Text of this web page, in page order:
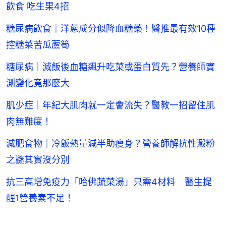
飲食 吃生果4招
糖尿病飲食｜洋蔥成分似降血糖藥！醫推最有效10種
控糖菜苦瓜蘆筍
糖尿病｜減飯後血糖飆升吃菜或蛋白質先？營養師實
測變化竟那麼大
肌少症｜年紀大肌肉就一定會流失？醫教一招留住肌
肉無難度！
減肥食物｜冷飯熱量減半助瘦身？營養師解抗性澱粉
之謎其實沒分別
抗三高增免疫力「哈佛蔬菜湯」只需4材料 醫生提
醒1營養素不足！